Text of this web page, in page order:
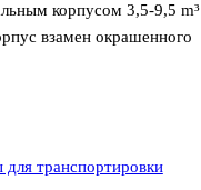
корпусом 3,5-9,5 m³
взамен окрашенного
транспортировки